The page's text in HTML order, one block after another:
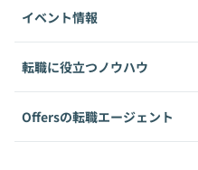
イベント情報
転職に役立つノウハウ
Offersの転職エージェント